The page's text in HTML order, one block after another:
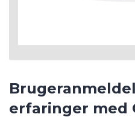
Skriv din mening
Prøv at være objektiv
positive eller